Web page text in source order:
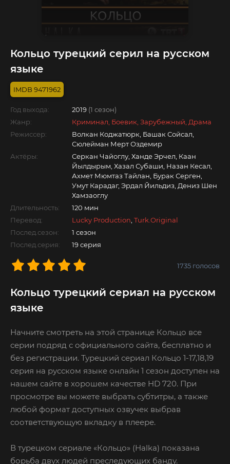
Кольцо турецкий серил на русском
языке
9471962
Год выхода: 2019 (1 сезон)
Жанр:
Криминал, Боевик, Зарубежный, Драма
Режиссер:
Волкан Коджатюрк, Башак Сойсал,
Сюлейман Мерт Оздемир
Актёры:
Серкан Чайоглу, Ханде Эрчел, Каан
Йылдырым, Хазал Субаши, Назан Кесал,
Ахмет Мюмтаз Тайлан, Бурак Серген,
Умут Карадаг, Эрдал Йильдиз, Дениз Шен
Хамзаоглу
Длительность:
120 мин
Перевод:
Lucky Production Turk.Original
Послед.сезон:
1 сезон
Послед.серия:
19 серия
1735 голосов
Кольцо турецкий сериал на русском
языке
Начните смотреть на этой странице Кольцо все
серии подряд с официального сайта, бесплатно и
без регистрации. Турецкий сериал Кольцо 1-17,18,19
серия на русском языке онлайн 1 сезон доступен на
нашем сайте в хорошем качестве HD 720. При
просмотре вы можете выбрать субтитры, а также
любой формат доступных озвучек выбрав
соответствующую вкладку в плеере.
В турецком сериале «Кольцо» (Halka) показана
борьба двух людей преследующих банду.